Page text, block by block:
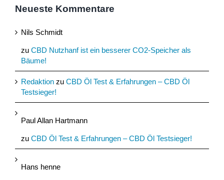
Neueste Kommentare
Nils Schmidt
zu CBD Nutzhanf ist ein besserer CO2-Speicher als
Bäume!
Redaktion zu CBD Öl Test & Erfahrungen – CBD Öl
Testsieger!
Paul Allan Hartmann
zu CBD Öl Test & Erfahrungen – CBD Öl Testsieger!
Hans henne